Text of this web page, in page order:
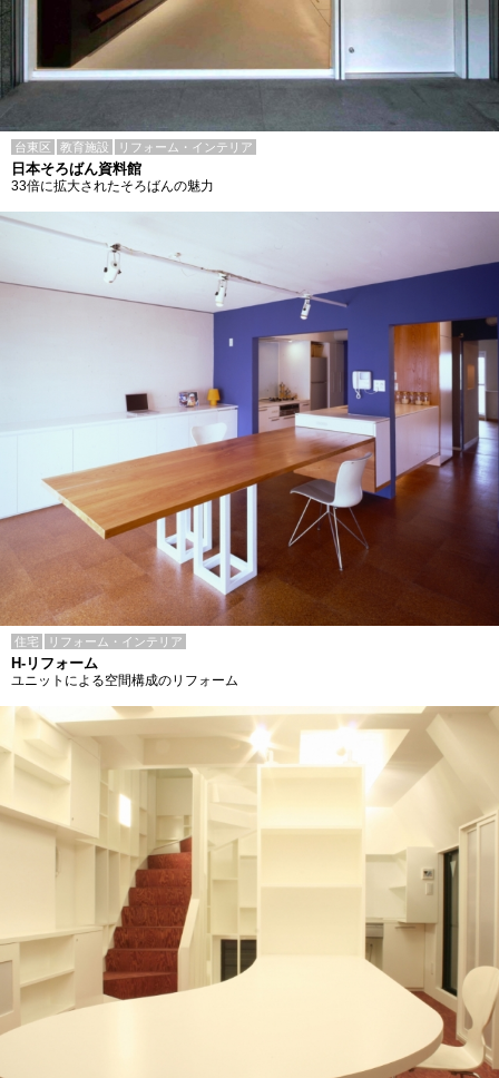
台東区 教育施設 リフォーム・インテリア
日本そろばん資料館
33倍に拡大されたそろばんの魅力
住宅 リフォーム・インテリア
H-リフォーム
ユニットによる空間構成のリフォーム